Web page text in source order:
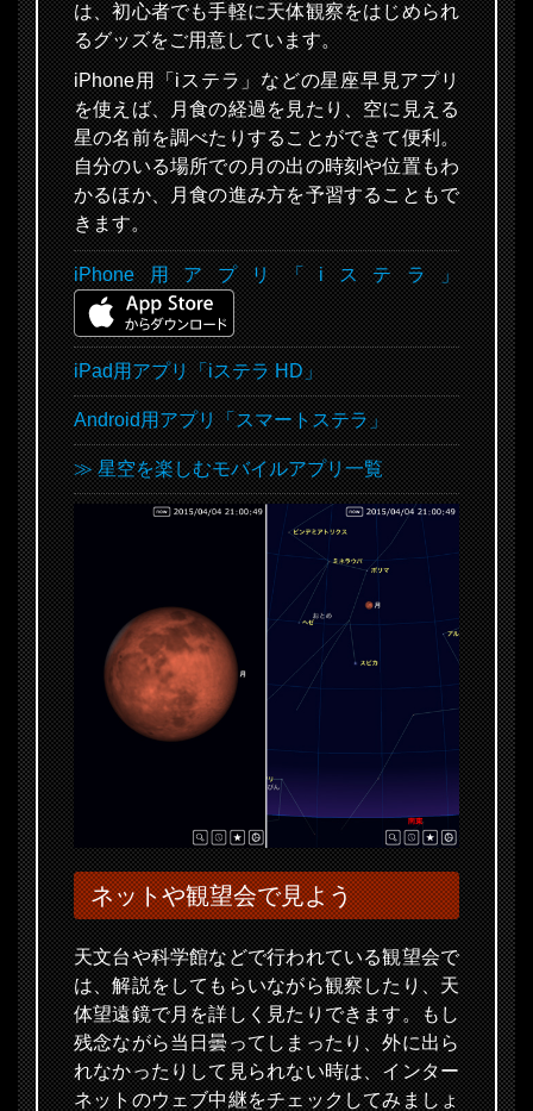
は、初心者でも手軽に天体観察をはじめられ
るグッズをご用意しています。
iPhone用「iステラ」などの星座早見アプリ
を使えば、月食の経過を見たり、空に見える
星の名前を調べたりすることができて便利。
自分のいる場所での月の出の時刻や位置もわ
かるほか、月食の進み方を予習することもで
きます。
iPhone用アプリ「iステラ」
iPad用アプリ「iステラ HD」
Android用アプリ「スマートステラ」
≫ 星空を楽しむモバイルアプリ一覧
ネットや観望会で見よう
天文台や科学館などで行われている観望会で
は、解説をしてもらいながら観察したり、天
体望遠鏡で月を詳しく見たりできます。もし
残念ながら当日曇ってしまったり、外に出ら
れなかったりして見られない時は、インター
ネットのウェブ中継をチェックしてみましょ